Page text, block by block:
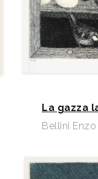
La gazza
Bellini